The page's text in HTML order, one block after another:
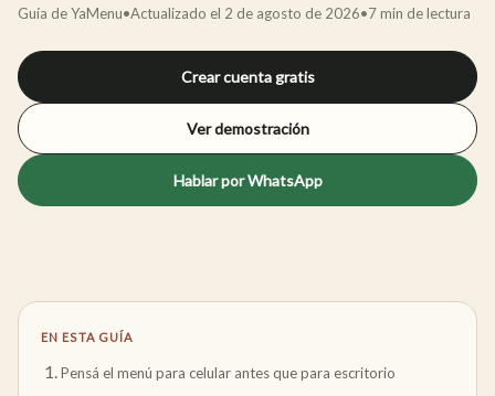
Guía de YaMenu•Actualizado el 2 de agosto de 2026•7min de lectura
Crear cuenta gratis
Ver demostración
Hablar por WhatsApp
EN ESTA GUÍA
Pensá el menú para celular antes que para escritorio